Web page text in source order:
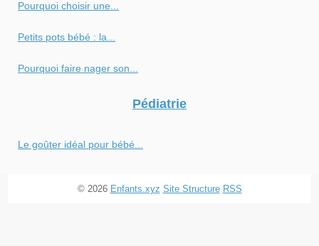
Pourquoi choisir une...
Petits pots bébé : la...
Pourquoi faire nager son...
Pédiatrie
Le goûter idéal pour bébé...
© 2026 Enfants.xyz Site Structure RSS